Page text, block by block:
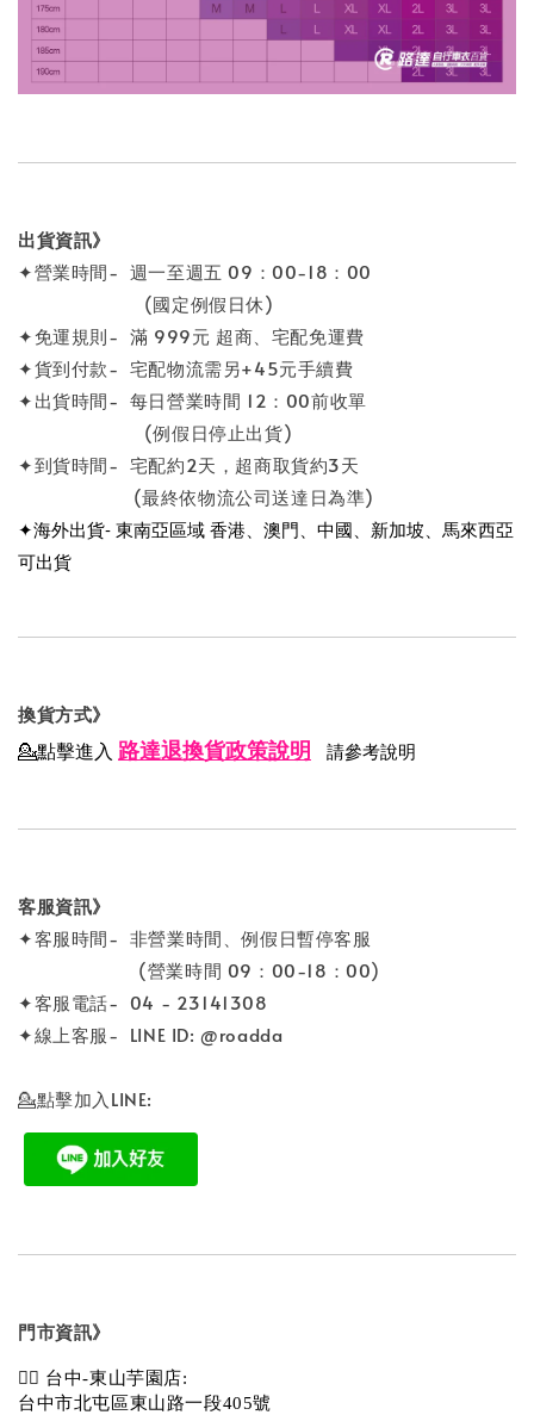
出貨資訊》
✦營業時間- 週一至週五 09：00-18：00
(國定例假日休)
✦免運規則- 滿 999元 超商、宅配免運費
✦貨到付款- 宅配物流需另+45元手續費
✦出貨時間- 每日營業時間 12：00前收單
(例假日停止出貨)
✦到貨時間- 宅配約2天，超商取貨約3天
(最終依物流公司送達日為準)
✦海外出貨- 東南亞區域 香港、澳門、中國、新加坡、馬來西亞
可出貨
換貨方式》
💁點擊進入 路達退換貨政策說明 請參考說明
客服資訊》
✦客服時間- 非營業時間、例假日暫停客服
(營業時間 09：00-18：00)
✦客服電話- 04 - 23141308
✦線上客服- LINE ID: @roadda
💁點擊加入LINE:
門市資訊》
💁‍♀️ 台中-東山芋園店:
台中市北屯區東山路一段405號